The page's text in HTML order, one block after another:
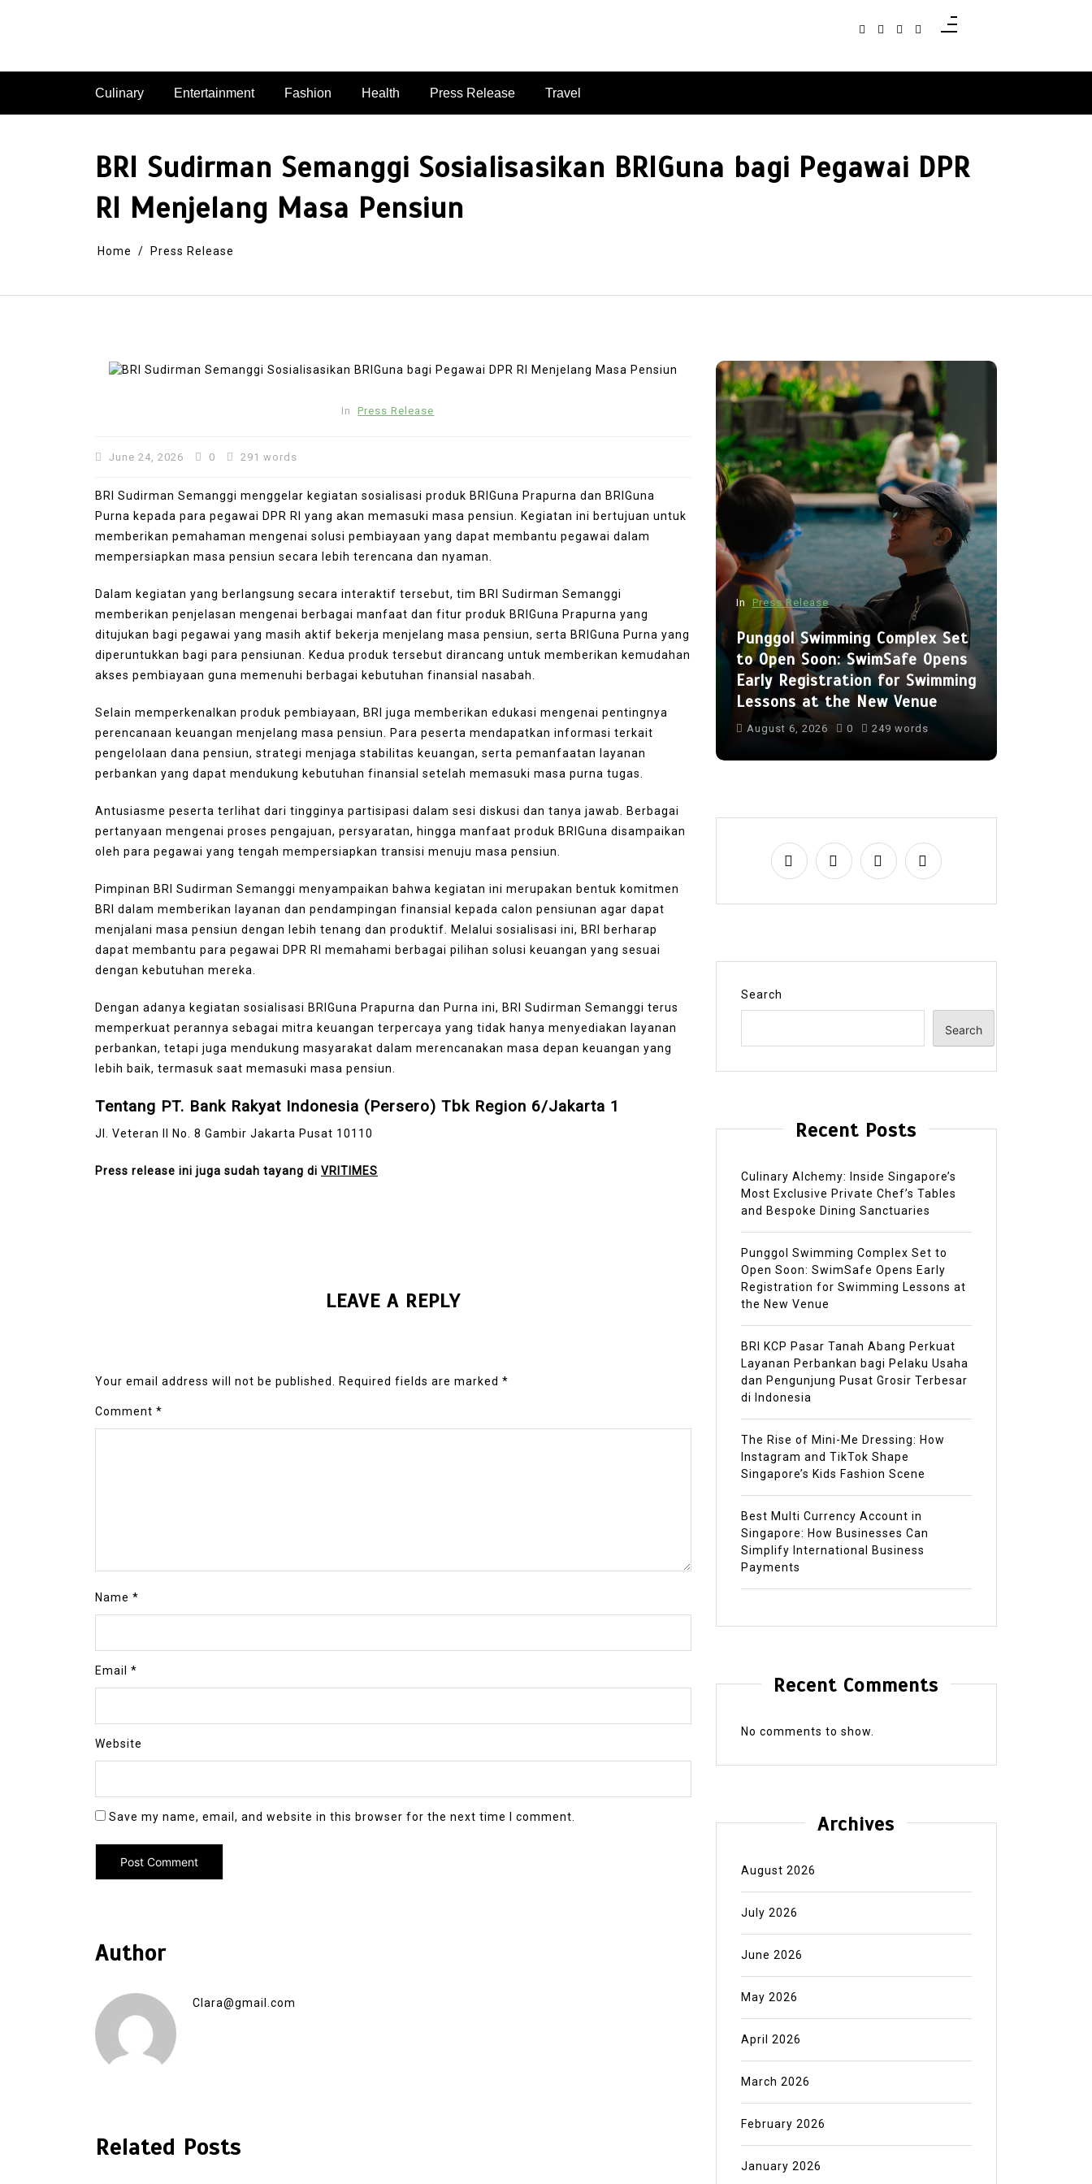
Culinary Entertainment Fashion Health Press Release Travel
BRI Sudirman Semanggi Sosialisasikan BRIGuna bagi Pegawai DPR
RI Menjelang Masa Pensiun
Home Press Release
In Press Release
June 24, 2026 0 291 words
BRI Sudirman Semanggi menggelar kegiatan sosialisasi produk BRIGuna Prapurna dan BRIGuna
Purna kepada para pegawai DPR RI yang akan memasuki masa pensiun. Kegiatan ini bertujuan untuk
memberikan pemahaman mengenai solusi pembiayaan yang dapat membantu pegawai dalam
mempersiapkan masa pensiun secara lebih terencana dan nyaman.
Dalam kegiatan yang berlangsung secara interaktif tersebut, tim BRI Sudirman Semanggi
memberikan penjelasan mengenai berbagai manfaat dan fitur produk BRIGuna Prapurna yang
ditujukan bagi pegawai yang masih aktif bekerja menjelang masa pensiun, serta BRIGuna Purna yang
diperuntukkan bagi para pensiunan. Kedua produk tersebut dirancang untuk memberikan kemudahan
akses pembiayaan guna memenuhi berbagai kebutuhan finansial nasabah.
Selain memperkenalkan produk pembiayaan, BRI juga memberikan edukasi mengenai pentingnya
perencanaan keuangan menjelang masa pensiun. Para peserta mendapatkan informasi terkait
pengelolaan dana pensiun, strategi menjaga stabilitas keuangan, serta pemanfaatan layanan
perbankan yang dapat mendukung kebutuhan finansial setelah memasuki masa purna tugas.
Antusiasme peserta terlihat dari tingginya partisipasi dalam sesi diskusi dan tanya jawab. Berbagai
pertanyaan mengenai proses pengajuan, persyaratan, hingga manfaat produk BRIGuna disampaikan
oleh para pegawai yang tengah mempersiapkan transisi menuju masa pensiun.
Pimpinan BRI Sudirman Semanggi menyampaikan bahwa kegiatan ini merupakan bentuk komitmen
BRI dalam memberikan layanan dan pendampingan finansial kepada calon pensiunan agar dapat
menjalani masa pensiun dengan lebih tenang dan produktif. Melalui sosialisasi ini, BRI berharap
dapat membantu para pegawai DPR RI memahami berbagai pilihan solusi keuangan yang sesuai
dengan kebutuhan mereka.
Dengan adanya kegiatan sosialisasi BRIGuna Prapurna dan Purna ini, BRI Sudirman Semanggi terus
memperkuat perannya sebagai mitra keuangan terpercaya yang tidak hanya menyediakan layanan
perbankan, tetapi juga mendukung masyarakat dalam merencanakan masa depan keuangan yang
lebih baik, termasuk saat memasuki masa pensiun.
Tentang PT. Bank Rakyat Indonesia (Persero) Tbk Region 6/Jakarta 1
Jl. Veteran II No. 8 Gambir Jakarta Pusat 10110
Press release ini juga sudah tayang di VRITIMES
LEAVE A REPLY
Your email address will not be published. Required fields are marked *
Comment *
Name *
Email *
Website
Save my name, email, and website in this browser for the next time I comment.
Author
Clara@gmail.com
Related Posts
Press Release
Punggol Swimming Complex Set
to Open Soon: SwimSafe Opens
Early Registration for Swimming
August 6, 2026 0 249 words
Culinary Alchemy: Inside
Singapore’s Most Exclusive
Private Chef’s Tables and
August 7, 2026 0 404 words
In Press Release
Punggol Swimming Complex Set
to Open Soon: SwimSafe Opens
Early Registration for Swimming
Lessons at the New Venue
August 6, 2026 0 249 words
Search
Search
Recent Posts
Culinary Alchemy: Inside Singapore’s
Most Exclusive Private Chef’s Tables
and Bespoke Dining Sanctuaries
Punggol Swimming Complex Set to
Open Soon: SwimSafe Opens Early
Registration for Swimming Lessons at
the New Venue
BRI KCP Pasar Tanah Abang Perkuat
Layanan Perbankan bagi Pelaku Usaha
dan Pengunjung Pusat Grosir Terbesar
di Indonesia
The Rise of Mini-Me Dressing: How
Instagram and TikTok Shape
Singapore’s Kids Fashion Scene
Best Multi Currency Account in
Singapore: How Businesses Can
Simplify International Business
Payments
Recent Comments
No comments to show.
Archives
August 2026
July 2026
June 2026
May 2026
April 2026
March 2026
February 2026
January 2026